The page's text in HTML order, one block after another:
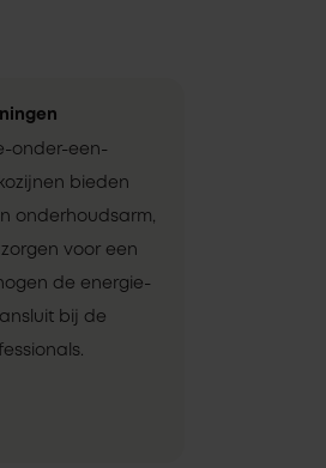
onder-een-
bieden
onderhoudsarm,
voor een
de energie-
bij de